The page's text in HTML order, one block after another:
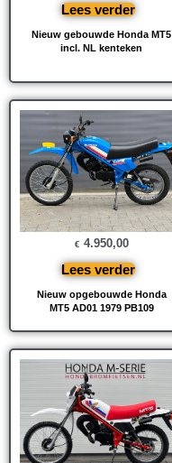
Nieuw gebouwde Honda MT5
incl. NL kenteken
Lees verder
Nieuw opgebouwde Honda
MT5 AD01 1979 PB109
€ 4.950,00
Lees verder